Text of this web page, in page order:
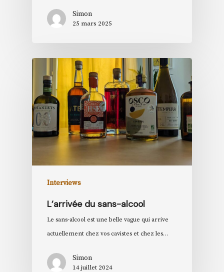
Simon
25 mars 2025
Interviews
L’arrivée du sans-alcool
Le sans-alcool est une belle vague qui arrive
actuellement chez vos cavistes et chez les…
Simon
14 juillet 2024